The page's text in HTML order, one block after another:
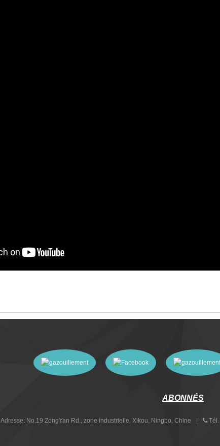
ABONNÉS
Adresse: No.19 ZongYan Rd., zone industrielle, Xikou, Ningbo, Chine Tél.